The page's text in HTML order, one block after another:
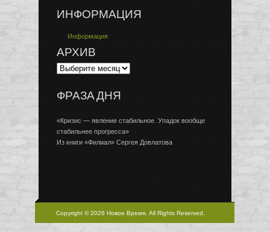
ИНФОРМАЦИЯ
Информация
АРХИВ
ФРАЗА ДНЯ
«Кризис — явление стабильное. Упадок вообще
стабильнее прогресса»
Из книги «Филиал» Сергея Довлатова
Copyright © 2026 Новое Время, All Rights Reserved.